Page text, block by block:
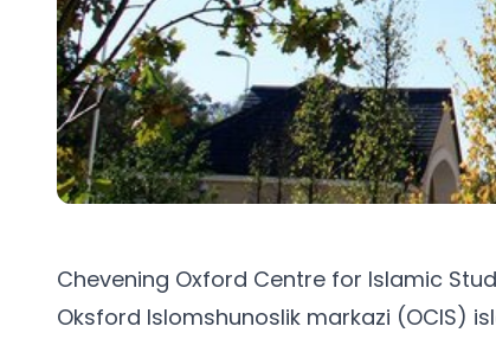
Chevening Oxford Centre for Islamic
Oksford Islomshunoslik markazi (OCIS)